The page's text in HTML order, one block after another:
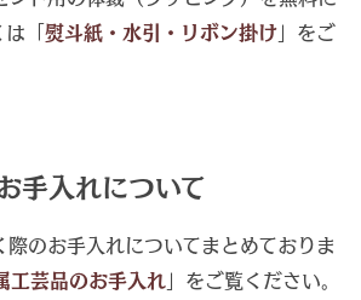
「 熨斗紙・水引・リボン掛け 」をご
手入れについて
際のお手入れについてまとめておりま
工芸品のお手入れ 」をご覧ください。